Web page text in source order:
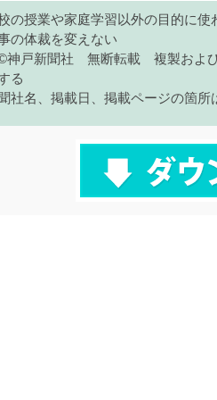
の授業や家庭学習以外の目的に使
の体裁を変えない
©神戸新聞社 無断転載 複製およ
る
社名、掲載日、掲載ページの箇所